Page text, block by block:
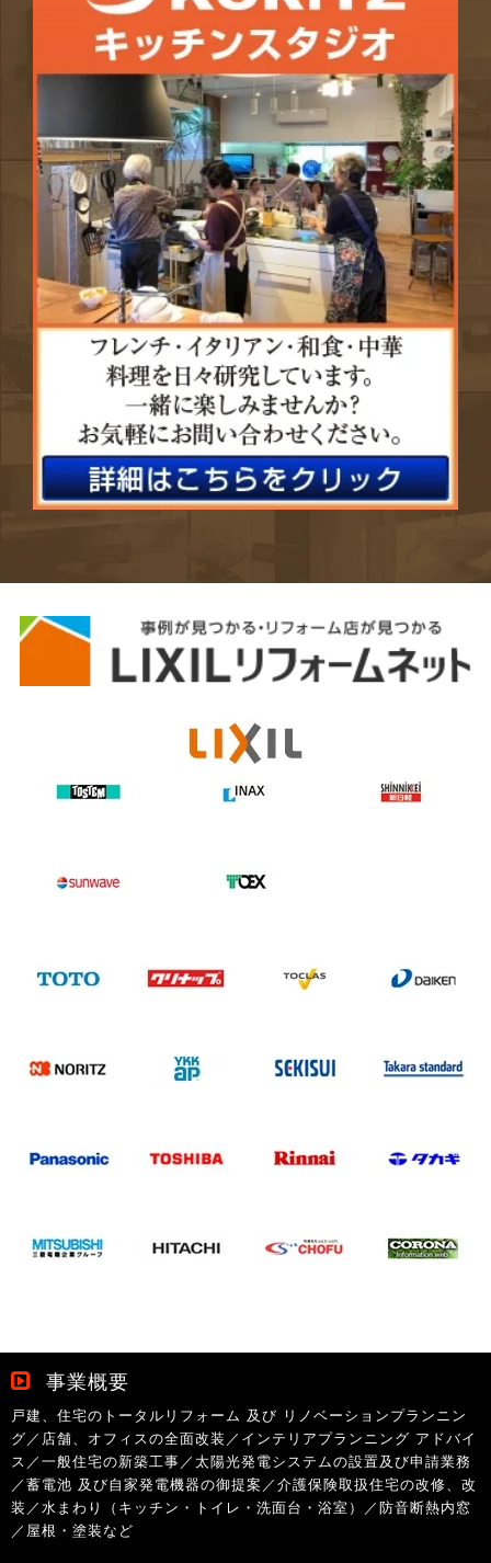
事業概要
戸建、住宅のトータルリフォーム 及び リノベーションプランニン
グ／店舗、オフィスの全面改装／インテリアプランニング アドバイ
ス／一般住宅の新築工事／太陽光発電システムの設置及び申請業務
／蓄電池 及び自家発電機器の御提案／介護保険取扱住宅の改修、改
装／水まわり（キッチン・トイレ・洗面台・浴室）／防音断熱内窓
／屋根・塗装など